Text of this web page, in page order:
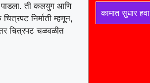
पाडला. ती कलयुग आणि
निर्माती म्हणून,
चित्रपट चळवळीत
कामात सुधार हवा